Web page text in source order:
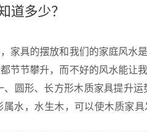
道多少？
家具的摆放和我们的家庭风水
节节攀升，而不好的风水能让
水，水生木，可以使木质家